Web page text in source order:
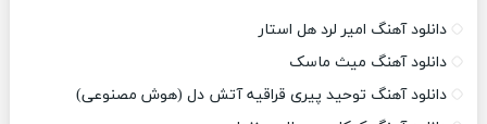
دانلود آهنگ امیر لرد هل استار
دانلود آهنگ میث ماسک
دانلود آهنگ توحید پیری قراقیه آتش دل (هوش مصنوعی)